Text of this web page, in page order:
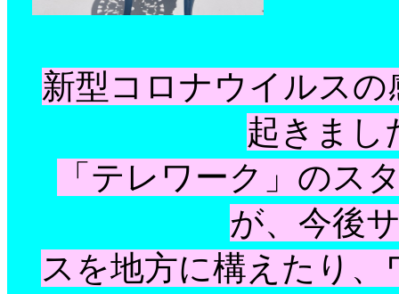
新型コロナウイルス
起きまし
「テレワーク」のス
が、今後
スを地方に構えたり